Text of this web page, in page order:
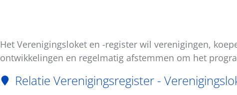
Het Verenigingsloket en -register wil verenigingen,
ontwikkelingen en regelmatig afstemmen om het
Relatie Verenigingsregister -
Deel
dit
bericht